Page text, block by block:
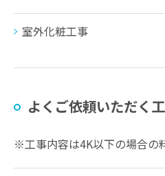
室外化粧工事
よくご依頼いただく
※工事内容は4K以下の場合の